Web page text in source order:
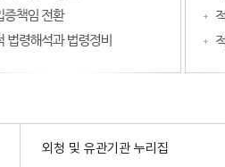
외청 및 유관기관 누리집